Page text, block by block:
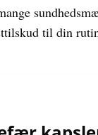
til din